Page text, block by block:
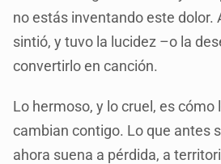
no estás inventando este dolor.
sintió, y tuvo la lucidez –o la
convertirlo en canción.
Lo hermoso, y lo cruel, es cómo
cambian contigo. Lo que antes
ahora suena a pérdida, a